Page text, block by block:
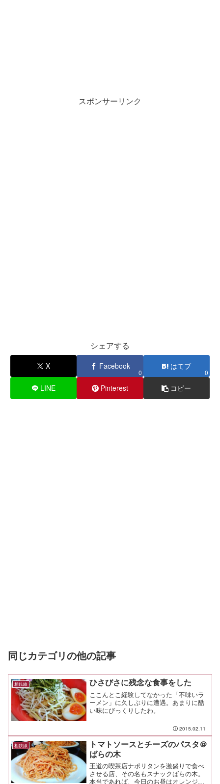
スポンサーリンク
シェアする
X Facebook
0
はてブ
0
LINE Pinterest コピー
同じカテゴリの他の記事
相鉄線 ひさびさに残念な食事をした
ここんとこ経験してなかった「不味いラ
ーメン」に久しぶりに遭遇。あまりに酷
い味にびっくりしたわ。
2015.02.11
相鉄線
トマトソースとチーズのパスタ＠
ばらの木
王道の喫茶店ナポリタンを激盛りで食べ
させる店、その名もスナックばらの木。
本当であれば、今日のお昼はオレンジと